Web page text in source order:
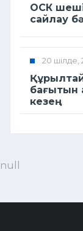
ОСК
сайлау
20 шілде,
бағытын
кезең
null